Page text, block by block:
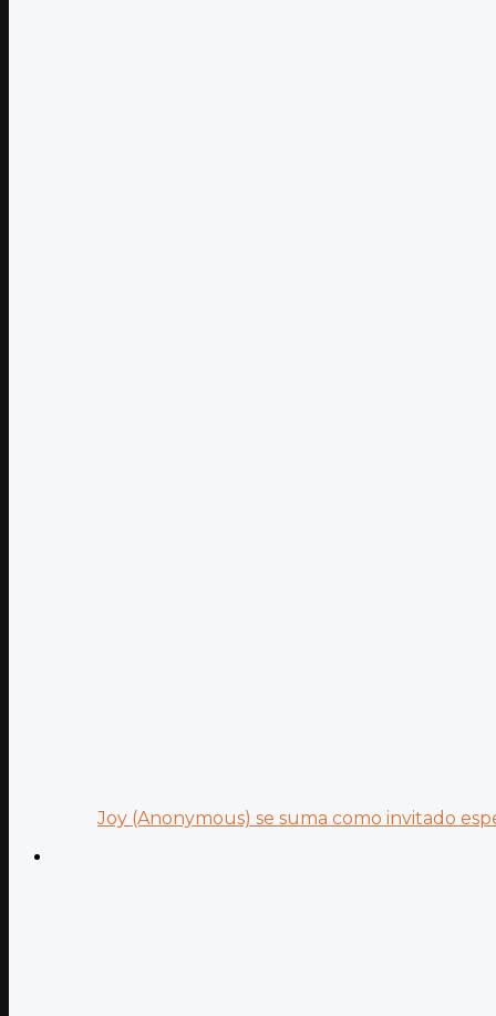
Joy (Anonymous) se suma como invitado